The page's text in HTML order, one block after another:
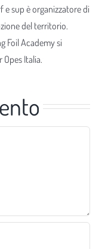
sup è organizzatore di
del territorio.
Foil Academy si
Italia.